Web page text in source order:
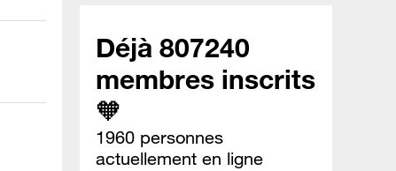
Déjà 807240
membres inscrits
🧡
1960 personnes
actuellement en ligne